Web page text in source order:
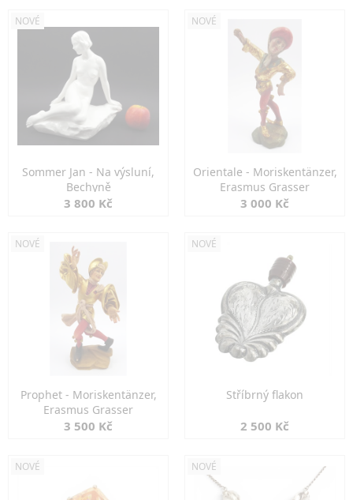
NOVÉ
Sommer Jan - Na výsluní,
Bechyně
3 800 Kč
NOVÉ
Orientale - Moriskentänzer,
Erasmus Grasser
3 000 Kč
NOVÉ
Prophet - Moriskentänzer,
Erasmus Grasser
3 500 Kč
NOVÉ
Stříbrný flakon
2 500 Kč
NOVÉ NOVÉ